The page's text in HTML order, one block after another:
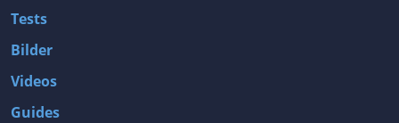
Tests
Bilder
Videos
Guides